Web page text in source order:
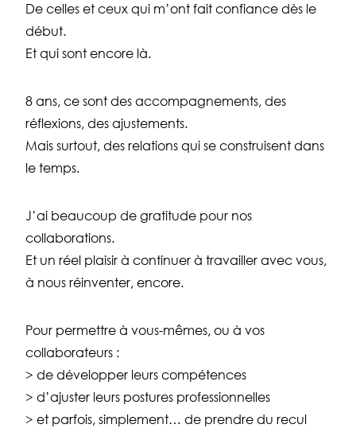
De celles et ceux qui m’ont fait confiance dès le
début.
Et qui sont encore là.
8 ans, ce sont des accompagnements, des
réflexions, des ajustements.
Mais surtout, des relations qui se construisent dans
le temps.
J’ai beaucoup de gratitude pour nos
collaborations.
Et un réel plaisir à continuer à travailler avec vous,
à nous réinventer, encore.
Pour permettre à vous-mêmes, ou à vos
collaborateurs :
> de développer leurs compétences
> d’ajuster leurs postures professionnelles
> et parfois, simplement… de prendre du recul